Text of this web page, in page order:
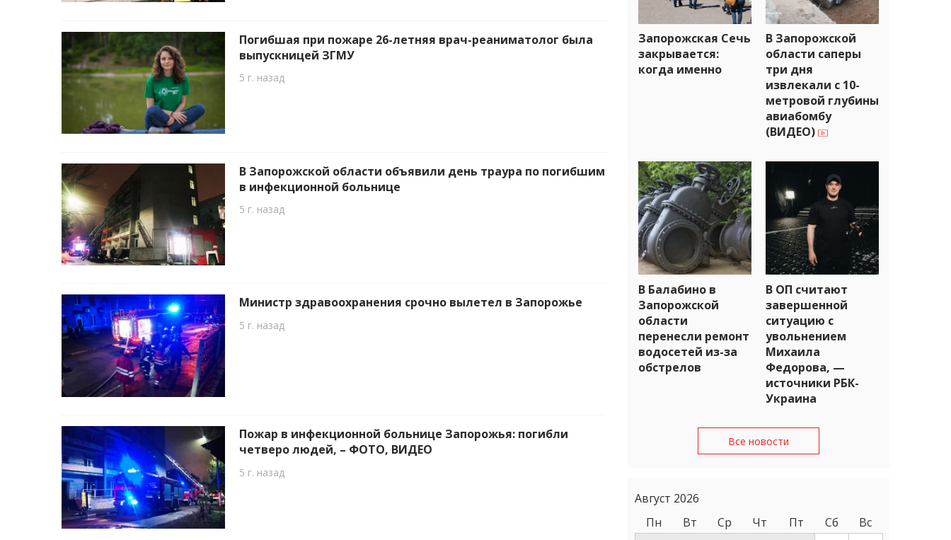
Погибшая при пожаре 26-летняя врач-реаниматолог была
выпускницей ЗГМУ
5 г. назад
В Запорожской области объявили день траура по погибшим
в инфекционной больнице
5 г. назад
Министр здравоохранения срочно вылетел в Запорожье
5 г. назад
Пожар в инфекционной больнице Запорожья: погибли
четверо людей, – ФОТО, ВИДЕО
5 г. назад
Запорожская Сечь
закрывается:
когда именно
В Запорожской
области саперы
три дня
извлекали с 10-
метровой глубины
авиабомбу
(ВИДЕО)
В Балабино в
Запорожской
области
перенесли ремонт
водосетей из-за
обстрелов
В ОП считают
завершенной
ситуацию с
увольнением
Михаила
Федорова, —
источники РБК-
Украина
Все новости
Август 2026
Пн
Вт Ср Чт Пт Сб Вс